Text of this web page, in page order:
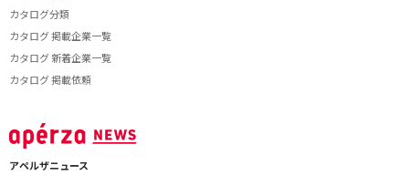
カタログ分類
カタログ 掲載企業一覧
カタログ 新着企業一覧
カタログ 掲載依頼
アペルザニュース